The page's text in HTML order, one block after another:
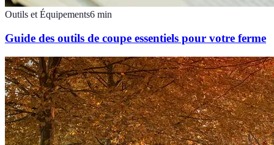
Outils et Équipements6 min
Guide des outils de coupe essentiels pour votre ferme